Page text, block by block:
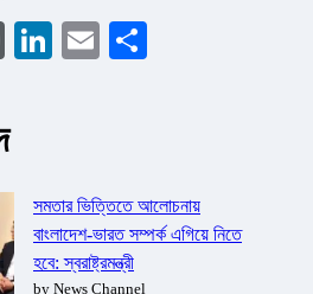
WordPress
LinkedIn
Email
সমতার ভিত্তিতে আলোচনায়
বাংলাদেশ-ভারত সম্পর্ক এগিয়ে নিতে
হবে: স্বরাষ্ট্রমন্ত্রী
by News Channel